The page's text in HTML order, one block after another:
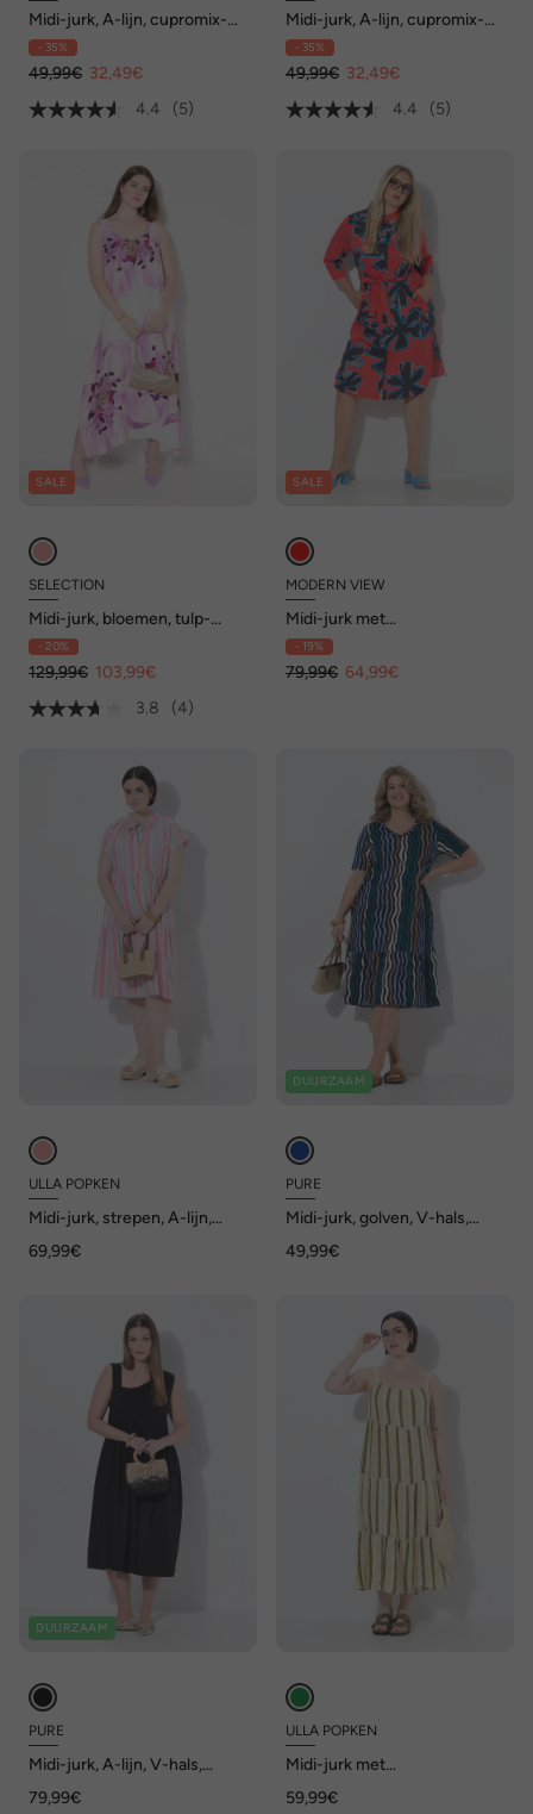
Midi-jurk, A-lijn, cupromix-
jersey, zoomvolant
- 35%
49,99€ 32,49€
4.4
(5)
Midi-jurk, A-lijn, cupromix-
jersey, zoomvolant
- 35%
49,99€ 32,49€
4.4
(5)
SALE
SELECTION
Midi-jurk, bloemen, tulp-
silhouet, ronde hals,
mouwloos
- 20%
129,99€ 103,99€
3.8
(4)
SALE
MODERN VIEW
Midi-jurk met
overhemdblouse, bloemen,
A-lijn, 3/4-mouwen
- 19%
79,99€ 64,99€
ULLA POPKEN
Midi-jurk, strepen, A-lijn,
69,99€
DUURZAAM
PURE
Midi-jurk, golven, V-hals,
katoen
49,99€
DUURZAAM
PURE
Midi-jurk, A-lijn, V-hals,
79,99€
ULLA POPKEN
Midi-jurk met
A-lijn, mouwloos
59,99€